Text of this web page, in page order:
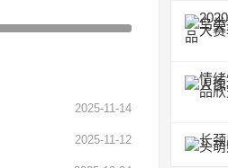
2025-11-14
2025-11-12